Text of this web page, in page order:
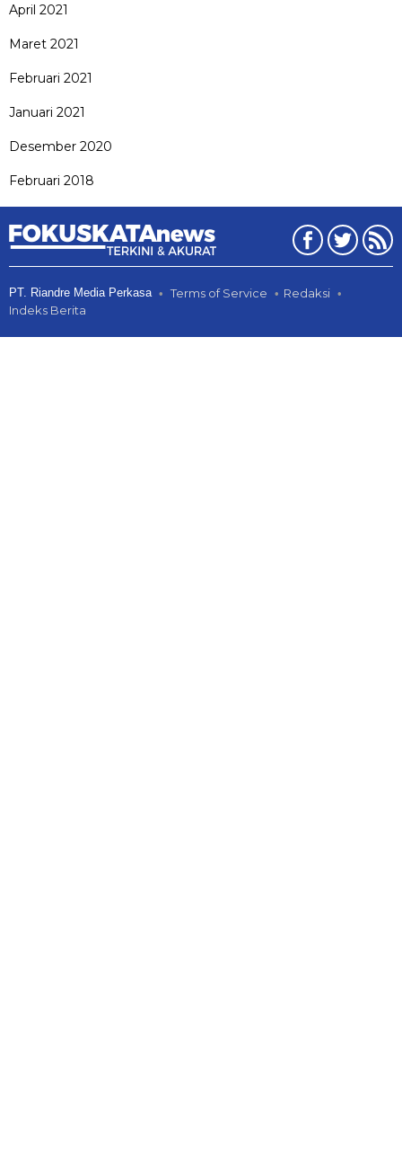
April 2021
Maret 2021
Februari 2021
Januari 2021
Desember 2020
Februari 2018
PT. Riandre Media Perkasa Terms of Service
Redaksi
Indeks Berita